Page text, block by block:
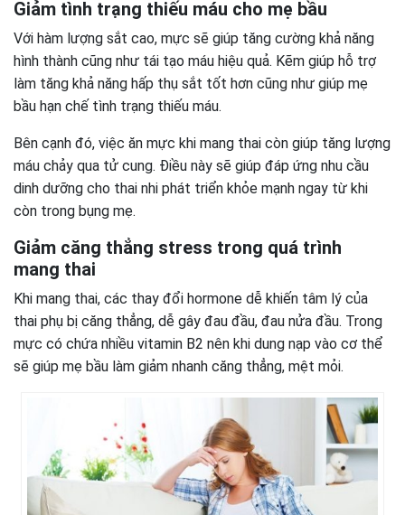
Giảm tình trạng thiếu máu cho mẹ bầu
Với hàm lượng sắt cao, mực sẽ giúp tăng cường khả năng
hình thành cũng như tái tạo máu hiệu quả. Kẽm giúp hỗ trợ
làm tăng khả năng hấp thụ sắt tốt hơn cũng như giúp mẹ
bầu hạn chế tình trạng thiếu máu.
Bên cạnh đó, việc ăn mực khi mang thai còn giúp tăng lượng
máu chảy qua tử cung. Điều này sẽ giúp đáp ứng nhu cầu
dinh dưỡng cho thai nhi phát triển khỏe mạnh ngay từ khi
còn trong bụng mẹ.
Giảm căng thẳng stress trong quá trình
mang thai
Khi mang thai, các thay đổi hormone dễ khiến tâm lý của
thai phụ bị căng thẳng, dễ gây đau đầu, đau nửa đầu. Trong
mực có chứa nhiều vitamin B2 nên khi dung nạp vào cơ thể
sẽ giúp mẹ bầu làm giảm nhanh căng thẳng, mệt mỏi.